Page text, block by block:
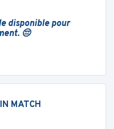
disponible pour
😔
MATCH